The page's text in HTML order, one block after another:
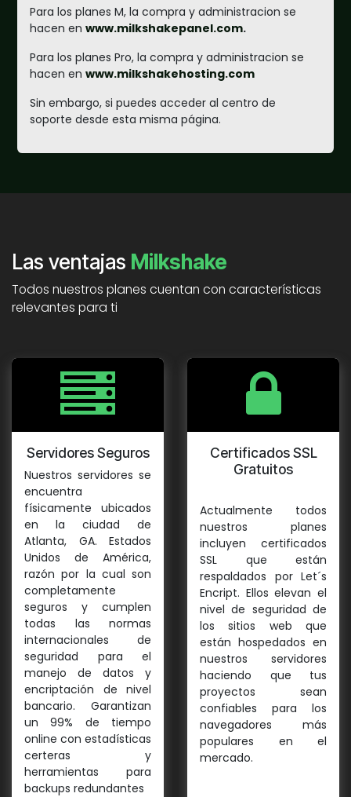
Para los planes M, la compra y administracion se
hacen enwww.milkshakepanel.com.
Para los planes Pro, la compra y administracion se
hacen enwww.milkshakehosting.com
Sin embargo, si puedes acceder al centro de
soporte desde esta misma página.
Las ventajas Milkshake
Todos nuestros planes cuentan con características
relevantes para ti
Servidores Seguros
Nuestros servidores se
encuentra
físicamente ubicados
en la ciudad de
Atlanta, GA. Estados
Unidos de América,
razón por la cual son
completamente
seguros y cumplen
todas las normas
internacionales de
seguridad para el
manejo de datos y
encriptación de nivel
bancario. Garantizan
un 99% de tiempo
online con estadísticas
certeras y
herramientas para
backups redundantes
Certificados SSL
Gratuitos
Actualmente todos
nuestros planes
incluyen certificados
SSL que están
respaldados por Let´s
Encript. Ellos elevan el
nivel de seguridad de
los sitios web que
están hospedados en
nuestros servidores
haciendo que tus
proyectos sean
confiables para los
navegadores más
populares en el
mercado.